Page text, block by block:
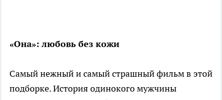
«Она»: любовь без кожи
Самый нежный и самый страшный фильм в этой
подборке. История одинокого мужчины